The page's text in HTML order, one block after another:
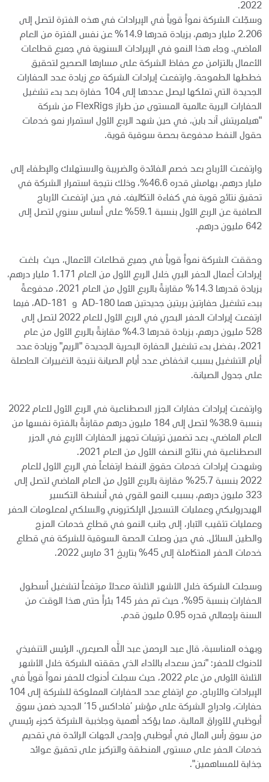
2022.
وسجّلت الشركة نمواً قوياً في الإيرادات في هذه الفترة لتصل إلى
2.206 مليار درهم، بزيادة قدرها 14.9% عن نفس الفترة من العام
الماضي. وجاء هذا النمو في الإيرادات السنوية في جميع قطاعات
الأعمال بالتزامن مع حفاظ الشركة على مسارها الصحيح لتحقيق
خططها الطموحة. وارتفعت إيرادات الشركة مع زيادة عدد الحفارات
الجديدة التي تملكها ليصل عددها إلى 104 حفارة بعد بدء تشغيل
الحفارات البرية عالمية المستوى من طراز FlexRigs من شركة
"هيلمريتش آند باين، في حين شهد الربع الأول استمرار نمو خدمات
حقول النفط مدفوعة بحصة سوقية قوية.
وارتفعت الأرباح بعد خصم الفائدة والضريبة والاستهلاك والإطفاء إلى
مليار درهم، بهامش قدره 46.6%، وذلك نتيجة استمرار الشركة في
تحقيق نتائج قوية في كفاءة التكاليف. في حين ارتفعت الأرباح
الصافية عن الربع الأول بنسبة 59.1% على أساس سنوي لتصل إلى
642 مليون درهم.
وحققت الشركة نمواً قوياً في جميع قطاعات الأعمال، حيث بلغت
إيرادات أعمال الحفر البري خلال الربع الأول من العام 1.171 مليار درهم،
بزيادة قدرها 14.3% مقارنةً بالربع الأول من العام 2021، مدفوعةً
ببدء تشغيل حفارتين بريتين جديدتين هما AD-180 و AD-181، فيما
ارتفعت إيرادات الحفر البحري في الربع الأول للعام 2022 لتصل إلى
528 مليون درهم، بزيادة قدرها 4.3% مقارنةً بالربع الأول من عام
2021، بفضل بدء تشغيل الحفارة البحرية الجديدة "الريم" وزيادة عدد
أيام التشغيل بسبب انخفاض عدد أيام الصيانة نتيجة التغييرات الحاصلة
على جدول الصيانة.
وارتفعت إيرادات حفارات الجزر الاصطناعية في الربع الأول للعام 2022
بنسبة 38.9% لتصل إلى 184 مليون درهم مقارنةً بالفترة نفسها من
العام الماضي، بعد تضمين ترتيبات تجهيز الحفارات الأربع في الجزر
الاصطناعية في نتائج النصف الأول من العام 2021.
وشهدت إيرادات خدمات حقوق النفط ارتفاعاً في الربع الأول للعام
2022 بنسبة 25.7% مقارنة بالربع الأول من العام الماضي لتصل إلى
323 مليون درهم، بسبب النمو القوي في أنشطة التكسير
الهيدروليكي وعمليات التسجيل الإلكتروني والسلكي لمعلومات الحفر
وعمليات تثقيب الآبار، إلى جانب النمو في قطاع خدمات المزج
والطين السائل. في حين وصلت الحصة السوقية للشركة في قطاع
خدمات الحفر المتكاملة إلى 45% بتاريخ 31 مارس 2022.
وسجلت الشركة خلال الأشهر الثلاثة معدلاً مرتفعاً لتشغيل أسطول
الحفارات بنسبة 95%، حيث تم حفر 145 بئراً حتى هذا الوقت من
السنة بإجمالي قدره 0.95 مليون قدم.
وبهذه المناسبة، قال عبد الرحمن عبد الله الصيعري، الرئيس التنفيذي
لأدنوك للحفر: "نحن سعداء بالأداء الذي حققته الشركة خلال الأشهر
الثلاثة الأولى من عام 2022، حيث سجلت أدنوك للحفر نمواً قوياً في
الإيرادات والأرباح، مع ارتفاع عدد الحفارات المملوكة للشركة إلى 104
حفارات، وادراج الشركة على مؤشر ’فاداكس 15‘ الجديد ضمن سوق
أبوظبي للأوراق المالية، مما يؤكد أهمية وجاذبية الشركة كجزء رئيسي
من سوق رأس المال في أبوظبي وإحدى الجهات الرائدة في تقديم
خدمات الحفر على مستوى المنطقة والتركيز على تحقيق عوائد
جذابة للمساهمين".